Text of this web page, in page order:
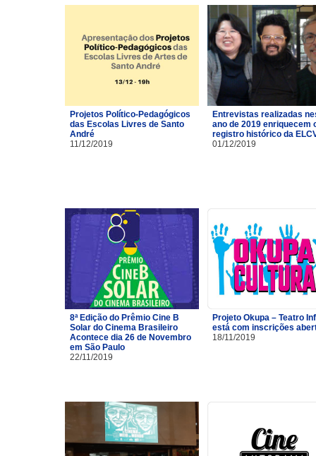
Projetos Político-Pedagógicos
das Escolas Livres de Santo
André
11/12/2019
Entrevistas realizadas
ano de 2019 enriquecem
registro histórico da
01/12/2019
8ª Edição do Prêmio Cine B
Solar do Cinema Brasileiro
Acontece dia 26 de Novembro
em São Paulo
22/11/2019
Projeto Okupa – Teatro
está com inscrições
18/11/2019